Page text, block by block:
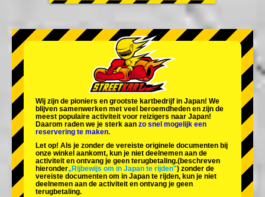
Bedrijf Boekingen
Winkel wijzigen
Tokyo Shinagawa Tokyo Akihabara#1
Tokyo Akihabara#2
Tokyo Shibuya Annex Tokyo Bay
Tokyo Asakusa Osaka
Okinawa
Wij zijn de pioniers en grootste kartbedrijf in Japan! We
blijven samenwerken met veel beroemdheden en zijn de
meest populaire activiteit voor reizigers naar Japan!
Daarom raden we je sterk aan zo snel mogelijk een
reservering te maken.
Let op! Als je zonder de vereiste originele documenten bij
onze winkel aankomt, kun je niet deelnemen aan de
activiteit en ontvang je geen terugbetaling.(beschreven
hieronder„Rijbewijs om in Japan te rijden") zonder de
vereiste documenten om in Japan te rijden, kun je niet
deelnemen aan de activiteit en ontvang je geen
terugbetaling.